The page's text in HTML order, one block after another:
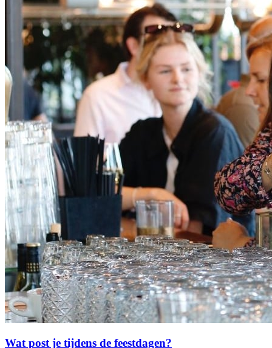
Wat post je tijdens de feestdagen?